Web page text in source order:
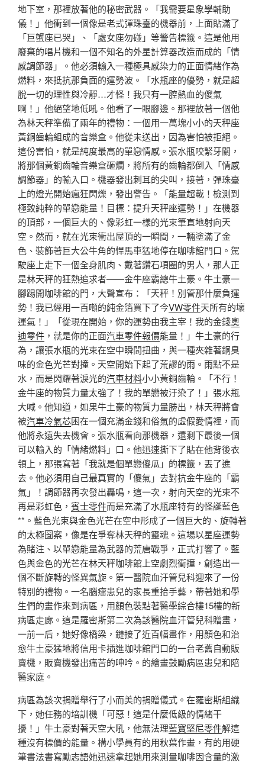
地下室，那裡放著他的秘密武器。「我需要星象學輔助
儀！」他衝到一個像是老式彈珠臺的機器前，上面貼滿了
「巨蟹座已哭」、「處女座勿碰」等警告標籤。這是他用
廢棄的唱片機和一個不知名的外星計算器改造而成的「情
感調節器」。他必須輸入一種極具感染力的正面情緒作為
燃料，來抵抗那負面的運勢波。「水瓶座的優勢，就是超
脫一切的理性與冷靜…才怪！我只有一腔熱血的傻氣
啊！」他絕望地低吼。他看了一眼腳邊。那裡放著一個他
為林天秤準備了兩年的禮物：一個用一萬塊小小的天秤座
黃銅齒輪組成的音樂盒。他從未送出，因為害怕被拒絕。
這份害怕，就是純度最高的單戀情感。張水瓶咬緊牙關，
將那個黃銅齒輪音樂盒砸爛，將所有的齒輪都倒入「情感
調節器」的輸入口。機器發出刺耳的尖叫，接著，彈珠臺
上的燈光開始瘋狂閃爍，發出警告。「能量超載！檢測到
極致純粹的單戀能量！目標：提升天秤座運勢！」在機器
的頂部，一個巨大的、像彩虹一樣的光束筆直地射向天
空。然而，就在光束衝出屋頂的一瞬間，一輛塗滿了金
色、裝飾著巨大公牛角的悍馬車猛地停在咖啡館門口。駕
駛座上走下一個全身肌肉、戴著鑽石項圈的男人，那人正
是林天秤的狂熱追求者——金牛座霸總牛土豪。牛土豪一
腳踢開咖啡館的門，大聲宣布：「天秤！別管那什麼負運
勢！我已經用一百噸的純金箔買下了今VW零件天所有的壞
運氣！」「從現在開始，你的運勢由我主宰！我的金錢奧
迪零件 ，就是你的正面汽車零件報價能量！」牛土豪的行
為，讓張水瓶的光束在空中瞬間扭曲，與一種夾雜著銅臭
味的金色光芒對撞。天空開始下起了荒謬的雨。雨點不是
水，而是閃耀著淚光的汽車材料小小黃銅齒輪。「不行！
金牛座的物質力量太強了！我的單戀被汙染了！」張水瓶
大喊。他知道，如果牛土豪的物質力量勝出，林天秤將會
被汽車冷氣芯困在一個充滿金錢和俗氣的虛假愛情裡，而
他將永遠失去機會。張水瓶看向那機器，還剩下最後一個
可以輸入的「情緒燃料」口。他迅速撕下了貼在他背後衣
領上，那張寫著「我就是個單戀傻瓜」的標籤，丟了進
去。他必須用自己最真實的「傻氣」去對抗金牛座的「霸
氣」！調節器再次發出轟鳴，這一次，射向天空的光束不
再是彩虹色， 賓士零件而是充滿了水瓶座特有的怪誕藍色
**。藍色光束與金色光芒在空中形成了一個巨大的、旋轉著
的太極圖案，像是在爭奪林天秤的靈魂。這場以星座運勢
為賭注、以單戀能量為武器的荒唐戰爭，正式打響了。藍
色與金色的光芒在林天秤咖啡館上空劇烈衝撞，創造出一
個不斷旋轉的怪異氣旋。第一醫院血汗管兒科迎來了一份
特別的禮物。一名腦瘤患兒的家長重拾手藝，帶著她和學
生們的畫作來到病區，用顏色裝點著醫學綜合樓15樓的新
病區走廊。這是羅密斯第二次為該醫院血汗管兒科贈畫，
一前一后，她好像橋梁，鏈接了近百幅畫作，用顏色和治
愈牛土豪猛地將信用卡插進咖啡館門口的一台老舊自動販
賣機，販賣機發出痛苦的呻吟。的繪畫鼓勵病區患兒和陪
醫家庭。
病區為該次捐贈舉行了小而美的捐贈儀式。在羅密斯組織
下，她任務的培訓機「可惡！這是什麼低級的情緒干
擾！」牛土豪對著天空大吼，他無法理藍寶堅尼零件解這
種沒有標價的能量。構小學員有的用秋葉作畫，有的用硬
筆書法書寫勵志語她迅速拿起她用來測量咖啡因含量的激